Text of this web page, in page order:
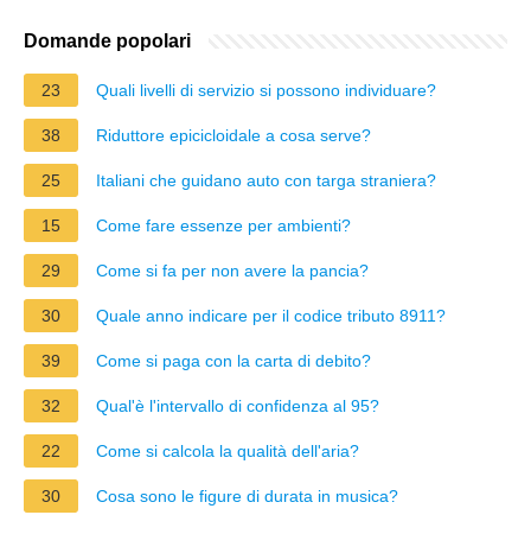
Domande popolari
23 Quali livelli di servizio si possono individuare?
38 Riduttore epicicloidale a cosa serve?
25 Italiani che guidano auto con targa straniera?
15 Come fare essenze per ambienti?
29 Come si fa per non avere la pancia?
30 Quale anno indicare per il codice tributo 8911?
39 Come si paga con la carta di debito?
32 Qual'è l'intervallo di confidenza al 95?
22 Come si calcola la qualità dell'aria?
30 Cosa sono le figure di durata in musica?